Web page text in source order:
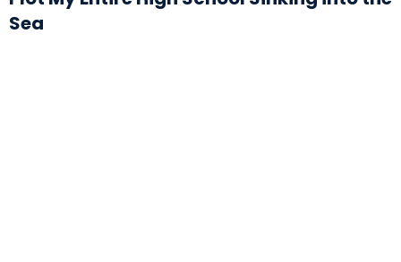
Sea